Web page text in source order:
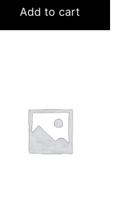
Add to cart